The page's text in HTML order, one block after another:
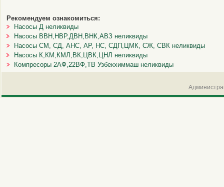
Рекомендуем ознакомиться:
Насосы Д неликвиды
Насосы ВВН,НВР,ДВН,ВНК,АВЗ неликвиды
Насосы СМ, СД, АНС, АР, НС, СДП,ЦМК, СЖ, СВК неликвиды
Насосы К,КМ,КМЛ,ВК,ЦВК,ЦНЛ неликвиды
Компресоры 2АФ,22ВФ,ТВ Узбекхиммаш неликвиды